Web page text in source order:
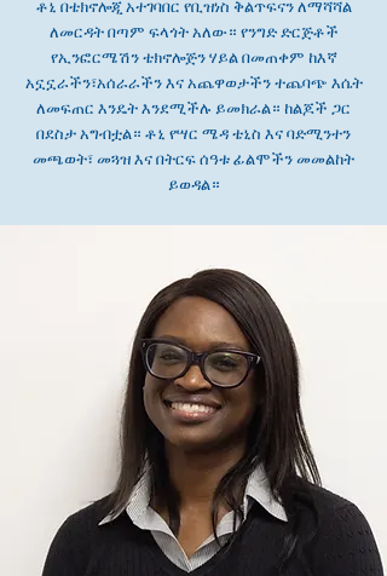
ቶኒ በቴክኖሎጂ አተገባበር የቢዝነስ ቅልጥፍናን ለማሻሻል
ለመርዳት በጣም ፍላጎት አለው። የንግድ ድርጅቶች
የኢንፎርሜሽን ቴክኖሎጅን ሃይል በመጠቀም ከእኛ
አኗኗራችን፣አሰራራችን እና አጨዋወታችን ተጨባጭ እሴት
ለመፍጠር እንዴት እንደሚችሉ ይመክራል። ከልጆች ጋር
በደስታ አግብቷል። ቶኒ የሣር ሜዳ ቴኒስ እና ባድሚንተን
መጫወት፣ መጓዝ እና በትርፍ ሰዓቱ ፊልሞችን መመልከት
ይወዳል።